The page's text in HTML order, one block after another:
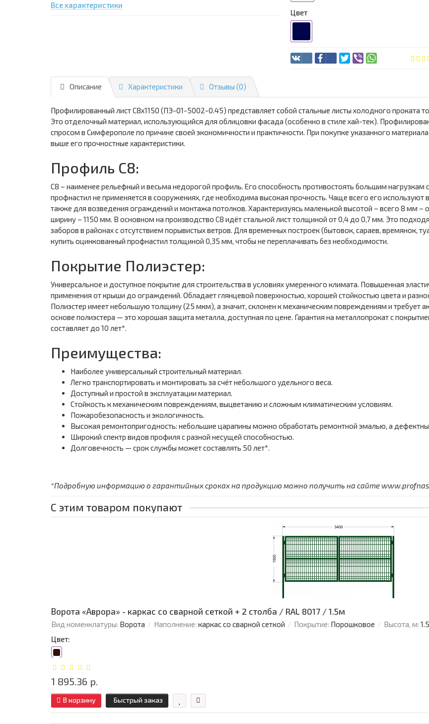
Все характеристики
Цвет
Описание Характеристики Отзывы (0)
Профилированный лист С8х1150 (ПЭ-01-5002-0.45) представляет собой стальные листы холодного
Это отделочный материал, использующийся для облицовки фасада (особенно в стиле хай-тек).
спросом в Симферополе по причине своей экономичности и практичности. При покупке указанного
выше его прочностные характеристики.
Профиль С8:
С8 – наименее рельефный и весьма недорогой профиль. Его способность противостоять большим нагрузкам
профнастил не применяется в сооружениях, где необходима высокая прочность. Чаще всего его используют
также для возведения ограждений и монтажа потолков. Характеризуясь маленькой высотой – всего 8 мм
ширину – 1150 мм. В основном на производство С8 идёт стальной лист толщиной от 0,4 до 0,7 мм. Это
заборов в районах с отсутствием порывистых ветров. Для временных построек (бытовок, сараев, времянок,
купить оцинкованный профнастил толщиной 0,35 мм, чтобы не переплачивать без необходимости.
Покрытие Полиэстер:
Универсальное и доступное покрытие для строительства в условиях умеренного климата. Повышенная
применения от крыши до ограждений. Обладает глянцевой поверхностью, хорошей стойкостью цвета и
Полиэстер имеет небольшую толщину (25 мкм), а значит, склонен к механическим повреждениям и требует
основе полиэстера — это хорошая защита металла, доступная по цене. Гарантия на металлопрокат с
составляет до 10 лет*.
Преимущества:
Наиболее универсальный строительный материал.
Легко транспортировать и монтировать за счёт небольшого удельного веса.
Доступный и простой в эксплуатации материал.
Стойкость к механическим повреждениям, выцветанию и сложным климатическим условиям.
Пожаробезопасность и экологичность.
Высокая ремонтопригодность: небольшие царапины можно обработать ремонтной эмалью, а
Широкий спектр видов профиля с разной несущей способностью.
Долговечность — срок службы может составлять 50 лет*.
*Подробную информацию о гарантийных сроках на продукцию можно получить на сайте
С этим товаром покупают
Ворота «Аврора» - каркас со сварной сеткой + 2 столба / RAL 8017 / 1.5м
Вид номенклатуры: Ворота Наполнение: каркас со сварной сеткой Покрытие: Порошковое Высота, м: 1.5
Цвет:
1 895.36 р.
В корзину Быстрый заказ